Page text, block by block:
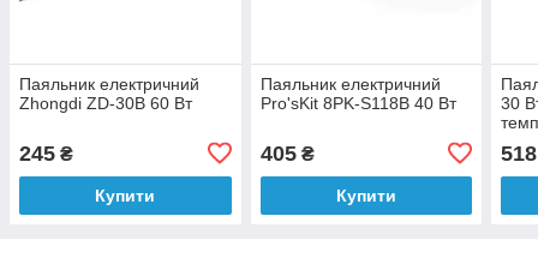
Паяльник електричний
Zhongdi ZD-30B 60 Вт
245 ₴
Купити
Паяльник електричний
Pro'sKit 8PK-S118B 40 Вт
405₴
Купити
30
518